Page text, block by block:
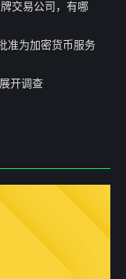
交易公司，有哪
准为加密货币服务
开调查